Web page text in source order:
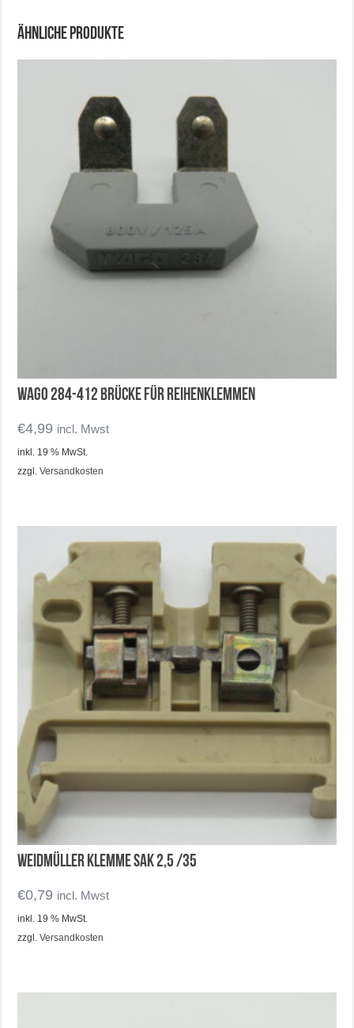
Ähnliche Produkte
Wago 284-412 Brücke für Reihenklemmen
€4,99 incl. Mwst
inkl. 19 % MwSt.
zzgl.Versandkosten
Weidmüller Klemme SAK 2,5 /35
€0,79 incl. Mwst
inkl. 19 % MwSt.
zzgl.Versandkosten